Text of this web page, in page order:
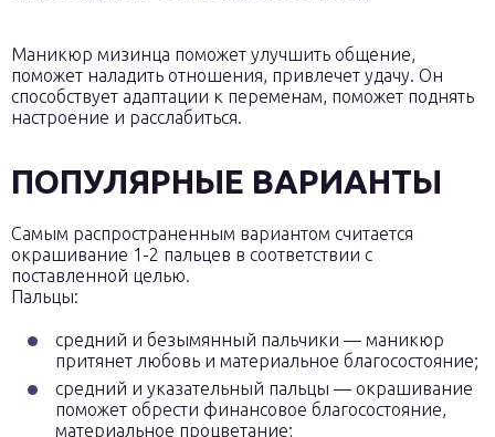
Маникюр мизинца поможет улучшить общение,
поможет наладить отношения, привлечет удачу. Он
способствует адаптации к переменам, поможет поднять
настроение и расслабиться.
ПОПУЛЯРНЫЕ ВАРИАНТЫ
Самым распространенным вариантом считается
окрашивание 1-2 пальцев в соответствии с
поставленной целью.
Пальцы:
средний и безымянный пальчики — маникюр
притянет любовь и материальное благосостояние;
средний и указательный пальцы — окрашивание
поможет обрести финансовое благосостояние,
материальное процветание;